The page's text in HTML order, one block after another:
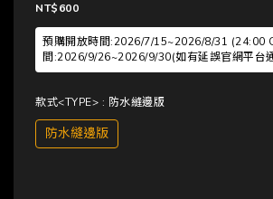
NT$600
預購開放時間:2026/7/15~2026/8/31 (24:00
間:2026/9/26~2026/9/30(如有延誤官網平台
款式<TYPE> : 防水縫邊版
防水縫邊版